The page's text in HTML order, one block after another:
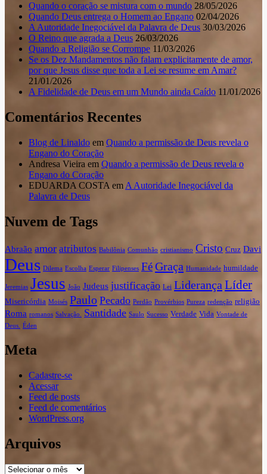
Quando o coração se mistura com o mundo 28/05/2026
Quando Deus entrega o Homem ao Engano 02/04/2026
A Autoridade Inegociável da Palavra de Deus 30/03/2026
O Reino que agrada a Deus 26/03/2026
Quando a Religião se Corrompe 11/03/2026
Se os Dez Mandamentos não falam explicitamente de amor,
por que Jesus disse que toda a Lei se resume em Amar?
21/01/2026
A Fidelidade de Deus em um Mundo ainda Caído 11/01/2026
Comentários Recentes
Blog de Linaldo em Quando a permissão de Deus revela o
Engano do Coração
Andresa Vieira em Quando a permissão de Deus revela o
Engano do Coração
EDUARDA COSTA em A Autoridade Inegociável da
Palavra de Deus
Nuvem de Tags
Abraão amor atributos Babilônia Comunhão cristianismo Cristo Cruz Davi
Deus Dilema Escolha Esperar Filipenses FéGraça Humanidade humildade
Jeremias Jesus João Judeus justificação Lei Liderança Líder
Misericórdia Moisés Paulo Pecado Perdão Provérbios Pureza redenção religião
Roma romanos Salvação. Santidade Saulo Sucesso Verdade Vida Vontade de
Deus.
Éden
Meta
Cadastre-se
Acessar
Feed de posts
Feed de comentários
WordPress.org
Arquivos
Arquivos